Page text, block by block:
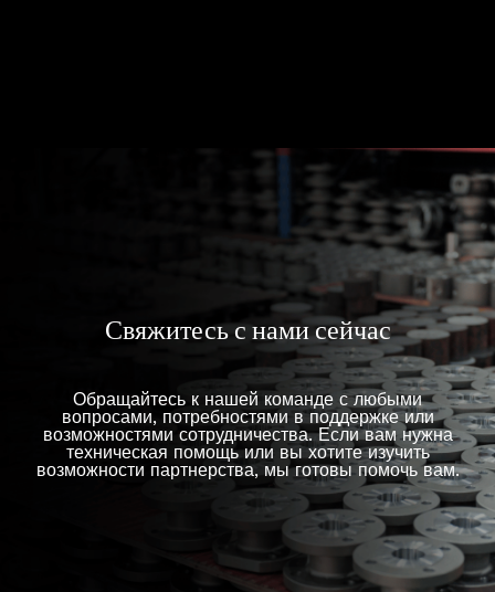
Свяжитесь с нами сейчас
Обращайтесь к нашей команде с любыми
вопросами, потребностями в поддержке или
возможностями сотрудничества. Если вам нужна
техническая помощь или вы хотите изучить
возможности партнерства, мы готовы помочь вам.